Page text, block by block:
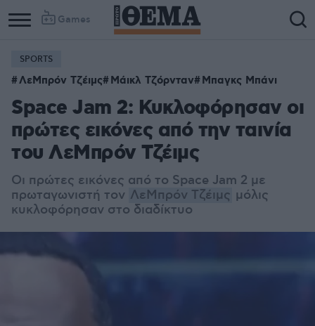
Games
SPORTS
ΛεΜπρόν Τζέιμς Μάικλ Τζόρνταν Μπαγκς Μπάνι
Space Jam 2: Κυκλοφόρησαν οι
πρώτες εικόνες από την ταινία
του ΛεΜπρόν Τζέιμς
Οι πρώτες εικόνες από το Space Jam 2 με
πρωταγωνιστή τον ΛεΜπρόν Τζέιμς μόλις
κυκλοφόρησαν στο διαδίκτυο